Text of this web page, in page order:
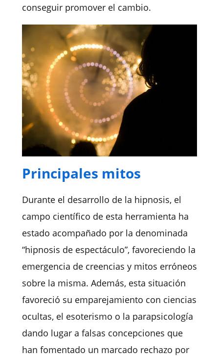
conseguir promover el cambio.
Principales mitos
Durante el desarrollo de la hipnosis, el
campo científico de esta herramienta ha
estado acompañado por la denominada
“hipnosis de espectáculo”, favoreciendo la
emergencia de creencias y mitos erróneos
sobre la misma. Además, esta situación
favoreció su emparejamiento con ciencias
ocultas, el esoterismo o la parapsicología
dando lugar a falsas concepciones que
han fomentado un marcado rechazo por